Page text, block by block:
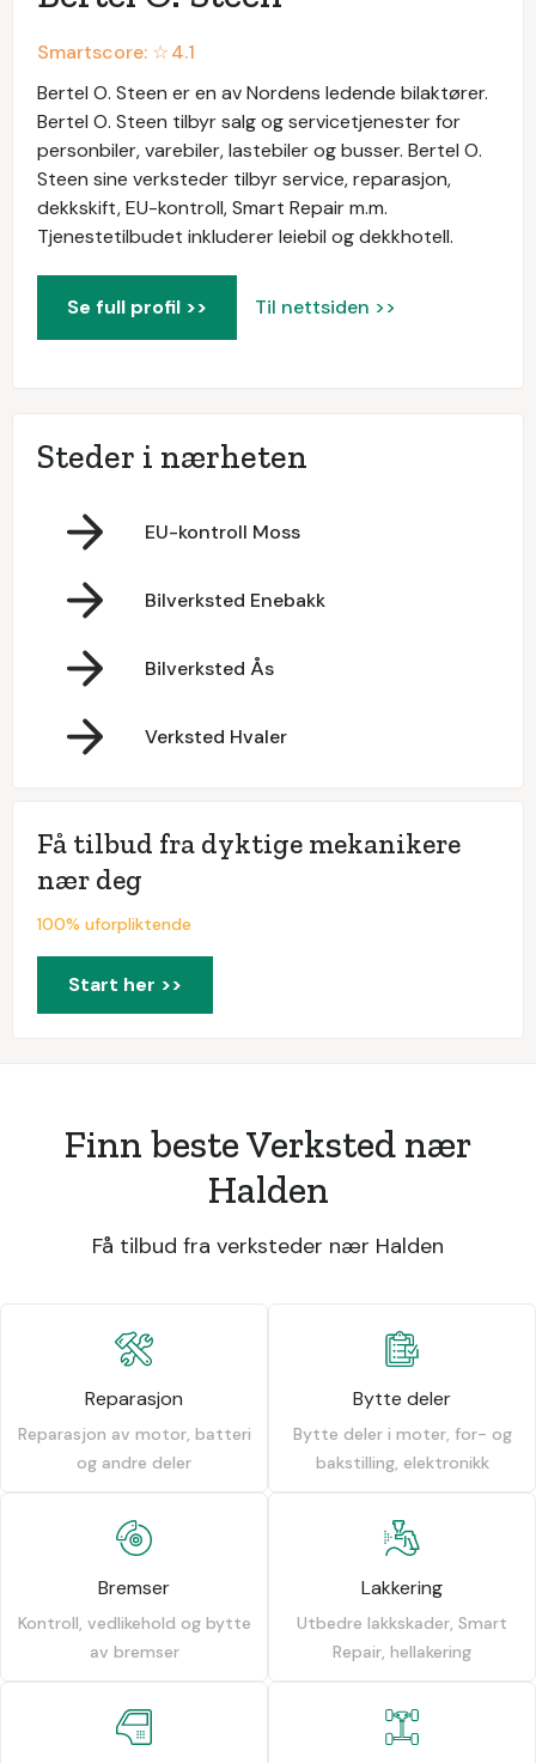
Smartscore: ☆4.1
Bertel O. Steen er en av Nordens ledende bilaktører.
Bertel O. Steen tilbyr salg og servicetjenester for
personbiler, varebiler, lastebiler og busser. Bertel O.
Steen sine verksteder tilbyr service, reparasjon,
dekkskift, EU-kontroll, Smart Repair m.m.
Tjenestetilbudet inkluderer leiebil og dekkhotell.
Se full profil >> Til nettsiden >>
Steder i nærheten
EU-kontroll Moss
Bilverksted Enebakk
Bilverksted Ås
Verksted Hvaler
Få tilbud fra dyktige mekanikere
nær deg
100% uforpliktende
Start her >>
Finn beste Verksted nær
Halden
Få tilbud fra verksteder nær Halden
Reparasjon
Reparasjon av motor, batteri
og andre deler
Bytte deler
Bytte deler i moter, for- og
bakstilling, elektronikk
Bremser
Kontroll, vedlikehold og bytte
av bremser
Lakkering
Utbedre lakkskader, Smart
Repair, hellakering